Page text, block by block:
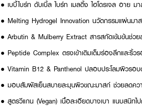
● เบบี้ไบร์ท ดับเบิ้ล ไบร์ท เมลติ้ง ไฮโดรเจล อาย
● Melting Hydrogel Innovation นวัตกรรมแผ่นมา
● Arbutin & Mulberry Extract สารสกัดเข้มข้นช่ว
● Peptide Complex ตรงเข้าเติมเต็มร่องลึกและริ้
● Vitamin B12 & Panthenol ปลอบประโลมผิวรอ
● มอบสัมผัสเย็นสบายละมุนผิวขณะมาสก์ ช่วยลดคว
● สูตรวีแกน (Vegan) เนื้อละเอียดบางเบา แนบสนิทไ